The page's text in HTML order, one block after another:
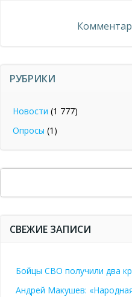
записям
РУБРИКИ
Новости (1 777)
Опросы (1)
Поиск
СВЕЖИЕ ЗАПИСИ
Бойцы СВО получили два
Андрей Макушев: